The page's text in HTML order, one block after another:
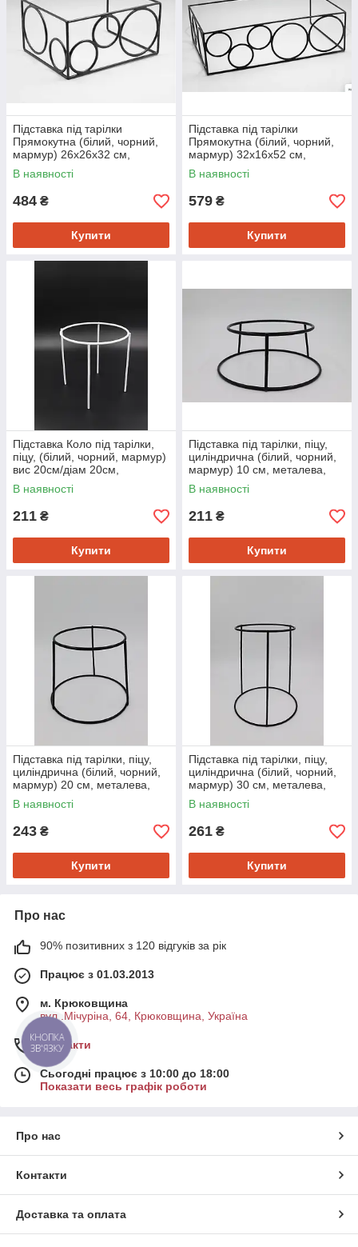
Підставка під тарілки
Прямокутна (білий, чорний,
мармур) 26х26х32 см,
металева, для сервірування і
декору
В наявності
484 ₴
Купити
Підставка під тарілки
Прямокутна (білий, чорний,
мармур) 32х16х52 см,
металева, для сервірування і
декору
В наявності
579 ₴
Купити
Підставка Коло під тарілки,
піцу, (білий, чорний, мармур)
вис 20см/діам 20см,
металева, для сервірування і
декору
В наявності
211 ₴
Купити
Підставка під тарілки, піцу,
циліндрична (білий, чорний,
мармур) 10 см, металева,
для сервірування і декору
В наявності
211 ₴
Купити
Підставка під тарілки, піцу,
циліндрична (білий, чорний,
мармур) 20 см, металева,
для сервірування і декору
В наявності
243 ₴
Купити
Підставка під тарілки, піцу,
циліндрична (білий, чорний,
мармур) 30 см, металева,
для сервірування і декору
В наявності
261 ₴
Купити
Про нас
90% позитивних з 120 відгуків за рік
Працює з 01.03.2013
м. Крюковщина
вул .Мічуріна, 64, Крюковщина, Україна
Контакти
Сьогодні працює з 10:00 до 18:00
Показати весь графік роботи
Про нас
Контакти
Доставка та оплата
КНОПКА
ЗВ'ЯЗКУ